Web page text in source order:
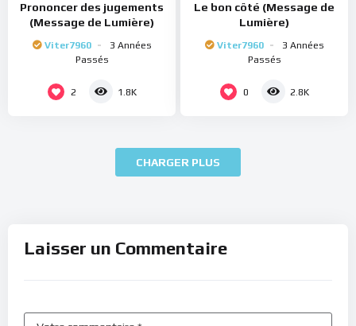
Prononcer des jugements
(Message de Lumière)
Viter7960
3 Années
Passés
2 1.8K
Le bon côté (Message de
Lumière)
Viter7960
3 Années
Passés
0 2.8K
CHARGER PLUS
Laisser un Commentaire